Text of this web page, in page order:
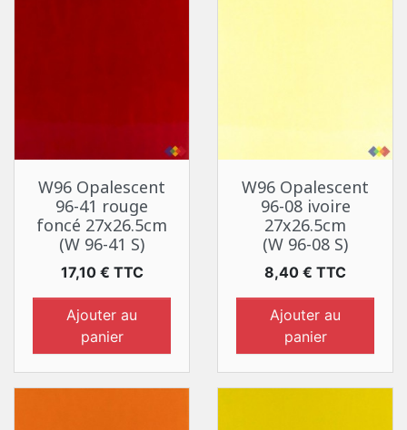
W96 Opalescent
96-41 rouge
foncé 27x26.5cm
(W 96-41 S)
Prix
17,10 € TTC
Ajouter au
panier
W96 Opalescent
96-08 ivoire
27x26.5cm
(W 96-08 S)
Prix
8,40 € TTC
Ajouter au
panier